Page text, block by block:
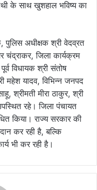
के साथ खुशहाल भविष्य का
अधीक्षक श्री वेदव्रत
चंद्राकर, जिला कार्यक्रम
विधायक श्री संतोष
महेश यादव, विभिन्न जनपद
श्रीमती मीरा ठाकुर, श्री
रहे। जिला पंचायत
किया। राज्य सरकार की
कर रही है, बल्कि
भी कर रही है।